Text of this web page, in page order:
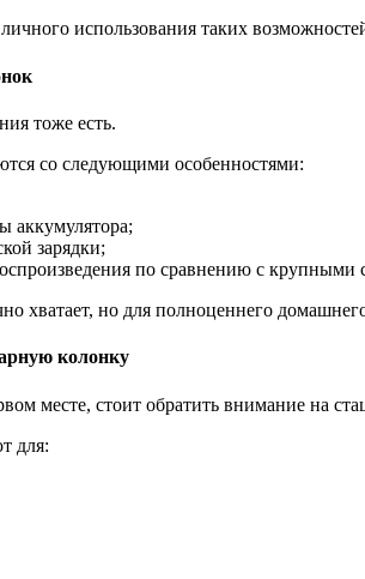
использования таких
тоже есть.
со следующими особенностями:
аккумулятора;
зарядки;
по сравнению с крупными
хватает, но для полноценнего
колонку
месте, стоит обратить внимание на
для: